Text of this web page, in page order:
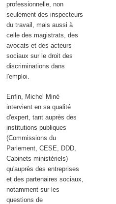
professionnelle, non
seulement des inspecteurs
du travail, mais aussi à
celle des magistrats, des
avocats et des acteurs
sociaux sur le droit des
discriminations dans
l'emploi.
Enfin, Michel Miné
intervient en sa qualité
d'expert, tant auprès des
institutions publiques
(Commissions du
Parlement, CESE, DDD,
Cabinets ministériels)
qu'auprès des entreprises
et des partenaires sociaux,
notamment sur les
questions de